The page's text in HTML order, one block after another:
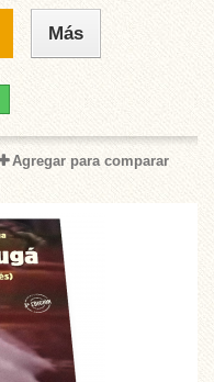
Más
Agregar para comparar